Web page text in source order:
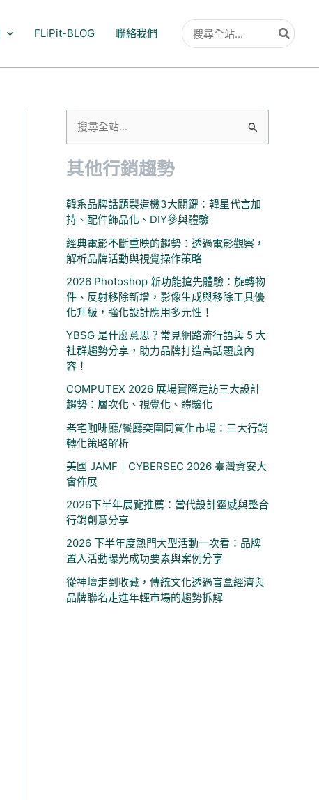
FLiPit-BLOG 聯絡我們
搜
尋：
關
字
其他行銷趨勢
韓系品牌話題製造機3大關鍵：韓星代言加
持、配件飾品化、DIY參與體驗
經典電影不斷重映的趨勢：透過電影觀察，
解析品牌活動與視覺操作策略
2026 Photoshop 新功能搶先體驗：旋轉物
件、反射移除新增，影像生成與移除工具優
化升級，強化設計應用多元性！
YBSG 是什麼意思？常見網路流行語與 5 大
社群趨勢分享，助力品牌打造高話題度內
容！
COMPUTEX 2026 展場實際走訪三大設計
趨勢：層次化、視覺化、體驗化
老宅咖啡廳/餐廳突圍同質化市場：三大行銷
轉化策略解析
美國 JAMF｜CYBERSEC 2026 臺灣資安大
會佈展
2026下半年展覽推薦：當代設計靈感與整合
行銷創意分享
2026 下半年度熱門大型活動一次看：品牌
置入活動曝光成功要素與案例分享
從神壇走到收藏，傳統文化透過盲盒經濟與
品牌聯名走進年輕市場的趨勢拆解